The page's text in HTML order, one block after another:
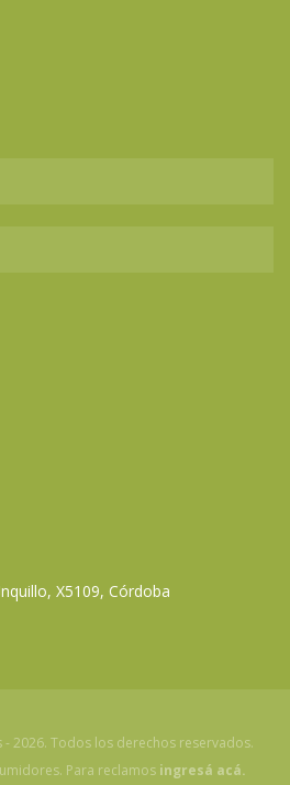
X5109, Córdoba
- 2026. Todos los derechos reservados.
Para reclamos ingresá acá.